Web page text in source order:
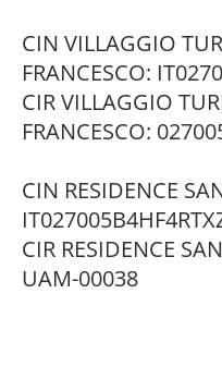
CIN VILLAGGIO
FRANCESCO:
CIR VILLAGGIO
FRANCESCO:
CIN RESIDENCE
CIR RESIDENCE
UAM-00038